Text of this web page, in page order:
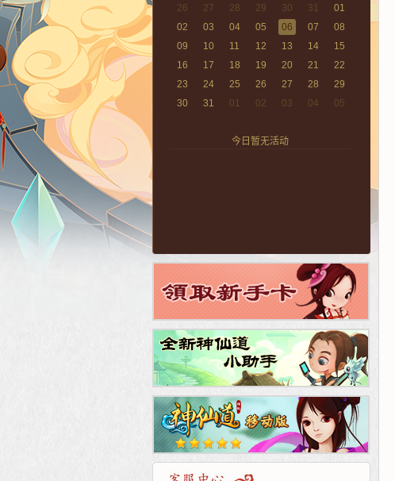
26
27 28 29 30 31
01
02
03 04 05 06 07
08
09
10 11 12 13 14
15
16
17 18 19 20 21
22
23
24 25 26 27 28
29
30
31 01 02 03 04 05
今日暂无活动